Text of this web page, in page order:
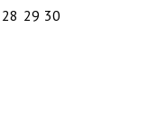
28 29 30